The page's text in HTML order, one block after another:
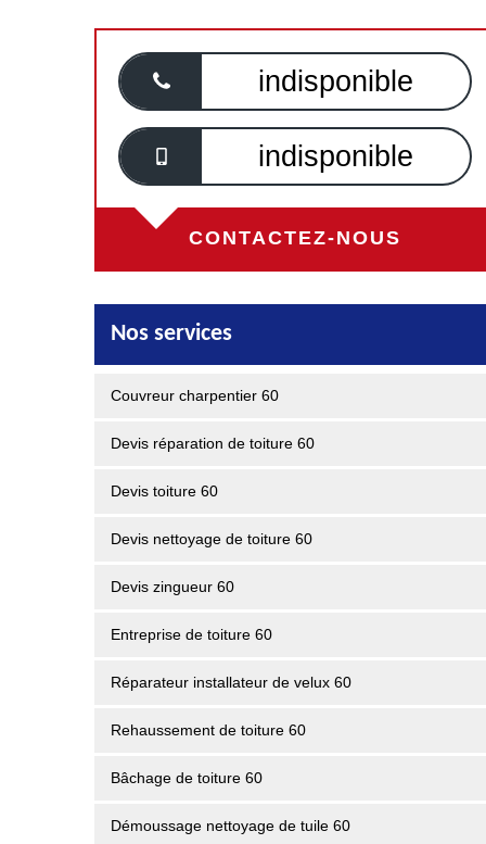
indisponible
indisponible
CONTACTEZ-NOUS
Nos services
Couvreur charpentier 60
Devis réparation de toiture 60
Devis toiture 60
Devis nettoyage de toiture 60
Devis zingueur 60
Entreprise de toiture 60
Réparateur installateur de velux 60
Rehaussement de toiture 60
Bâchage de toiture 60
Démoussage nettoyage de tuile 60